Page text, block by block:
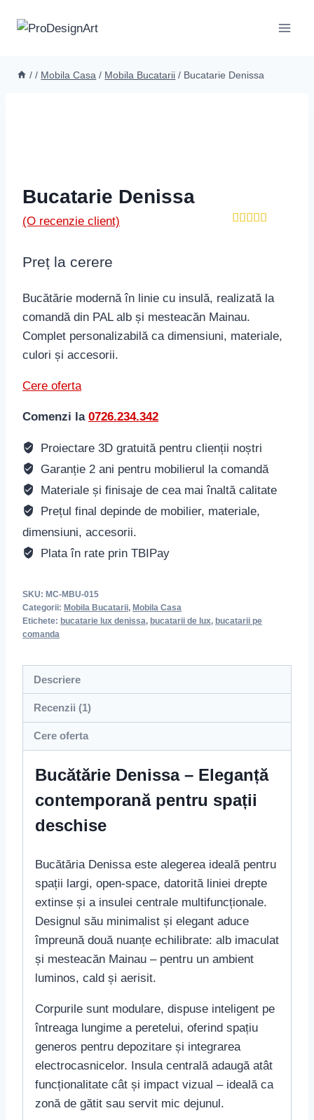
/ / Mobila Casa / Mobila Bucatarii / Bucatarie Denissa
Bucatarie Denissa
evaluări
(O recenzie client)
Preț la cerere
Bucătărie modernă în linie cu insulă, realizată la
comandă din PAL alb și mesteacăn Mainau.
Complet personalizabilă ca dimensiuni, materiale,
culori și accesorii.
Cere oferta
Comenzi la 0726.234.342
Proiectare 3D gratuită pentru clienții noștri
Garanție 2 ani pentru mobilierul la comandă
Materiale și finisaje de cea mai înaltă calitate
Prețul final depinde de mobilier, materiale,
dimensiuni, accesorii.
Plata în rate prin TBIPay
SKU: MC-MBU-015
Categorii: Mobila Bucatarii, Mobila Casa
Etichete: bucatarie lux denissa, bucatarii de lux, bucatarii pe
comanda
Descriere
Recenzii (1)
Cere oferta
Bucătărie Denissa – Eleganță
contemporană pentru spații
deschise
Bucătăria Denissa este alegerea ideală pentru
spații largi, open-space, datorită liniei drepte
extinse și a insulei centrale multifuncționale.
Designul său minimalist și elegant aduce
împreună două nuanțe echilibrate: alb imaculat
și mesteacăn Mainau – pentru un ambient
luminos, cald și aerisit.
Corpurile sunt modulare, dispuse inteligent pe
întreaga lungime a peretelui, oferind spațiu
generos pentru depozitare și integrarea
electrocasnicelor. Insula centrală adaugă atât
funcționalitate cât și impact vizual – ideală ca
zonă de gătit sau servit mic dejunul.